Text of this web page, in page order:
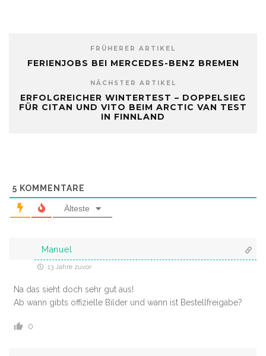
FRÜHERER ARTIKEL
FERIENJOBS BEI MERCEDES-BENZ BREMEN
NÄCHSTER ARTIKEL
ERFOLGREICHER WINTERTEST – DOPPELSIEG
FÜR CITAN UND VITO BEIM ARCTIC VAN TEST
IN FINNLAND
5 KOMMENTARE
Älteste
Manuel
13 Jahre zuvor
Na das sieht doch sehr gut aus!
Ab wann gibts offizielle Bilder und wann ist Bestellfreigabe?
0